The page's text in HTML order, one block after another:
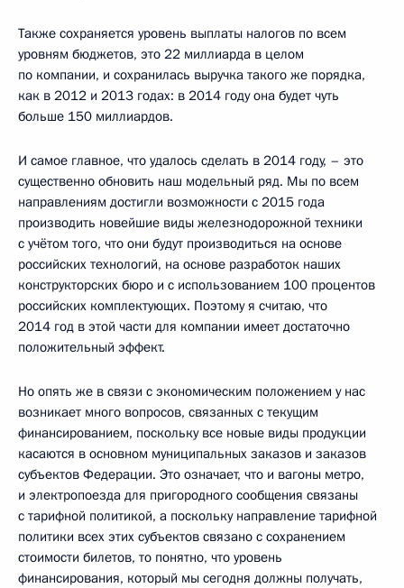
Также сохраняется уровень выплаты налогов по всем
уровням бюджетов, это 22 миллиарда в целом
по компании, и сохранилась выручка такого же порядка,
как в 2012 и 2013 годах: в 2014 году она будет чуть
больше 150 миллиардов.
И самое главное, что удалось сделать в 2014 году, – это
существенно обновить наш модельный ряд. Мы по всем
направлениям достигли возможности с 2015 года
производить новейшие виды железнодорожной техники
с учётом того, что они будут производиться на основе
российских технологий, на основе разработок наших
конструкторских бюро и с использованием 100 процентов
российских комплектующих. Поэтому я считаю, что
2014 год в этой части для компании имеет достаточно
положительный эффект.
Но опять же в связи с экономическим положением у нас
возникает много вопросов, связанных с текущим
финансированием, поскольку все новые виды продукции
касаются в основном муниципальных заказов и заказов
субъектов Федерации. Это означает, что и вагоны метро,
и электропоезда для пригородного сообщения связаны
с тарифной политикой, а поскольку направление тарифной
политики всех этих субъектов связано с сохранением
стоимости билетов, то понятно, что уровень
финансирования, который мы сегодня должны получать,